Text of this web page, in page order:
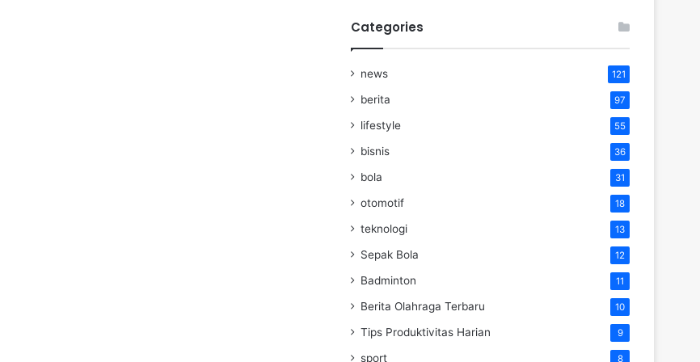
Categories
news 121
berita 97
lifestyle 55
bisnis 36
bola 31
otomotif 18
teknologi 13
Sepak Bola 12
Badminton 11
Berita Olahraga Terbaru 10
Tips Produktivitas Harian 9
sport 8